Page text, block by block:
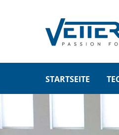
LOGIN
Benutzername
STARTSEITE